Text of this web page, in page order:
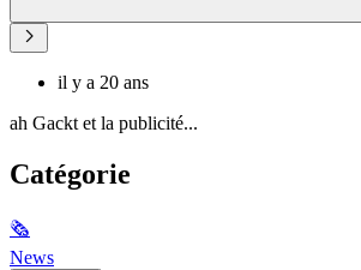
il y a 20 ans
ah Gackt et la publicité...
Catégorie
🗞
News